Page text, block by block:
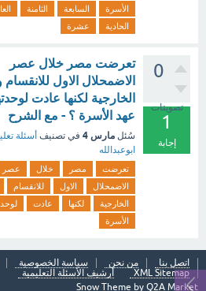
الأسرة
السابعة الثامنة
الحادية
عشرة
0
تصويتات
1
إجابة
تعرضت مصر خلال عصر
الاضمحلال الاول للانقسام
الخارجية لكنها عادت
عهد الأسرة ؟ - مع الشرح
سُئل مارس 4 في تصنيف أسئلة
ابوعبدالله
تعرضت مصر خلال
عصر
الاضمحلال
الاول للانقسام
الخارجية
لكنها عادت
الأسرة
اتصل بنا من نحن سياسة الخصوصية
XML Sitemap
أرشيف الأسئلة التعليمية
Snow Theme by Q2A Market